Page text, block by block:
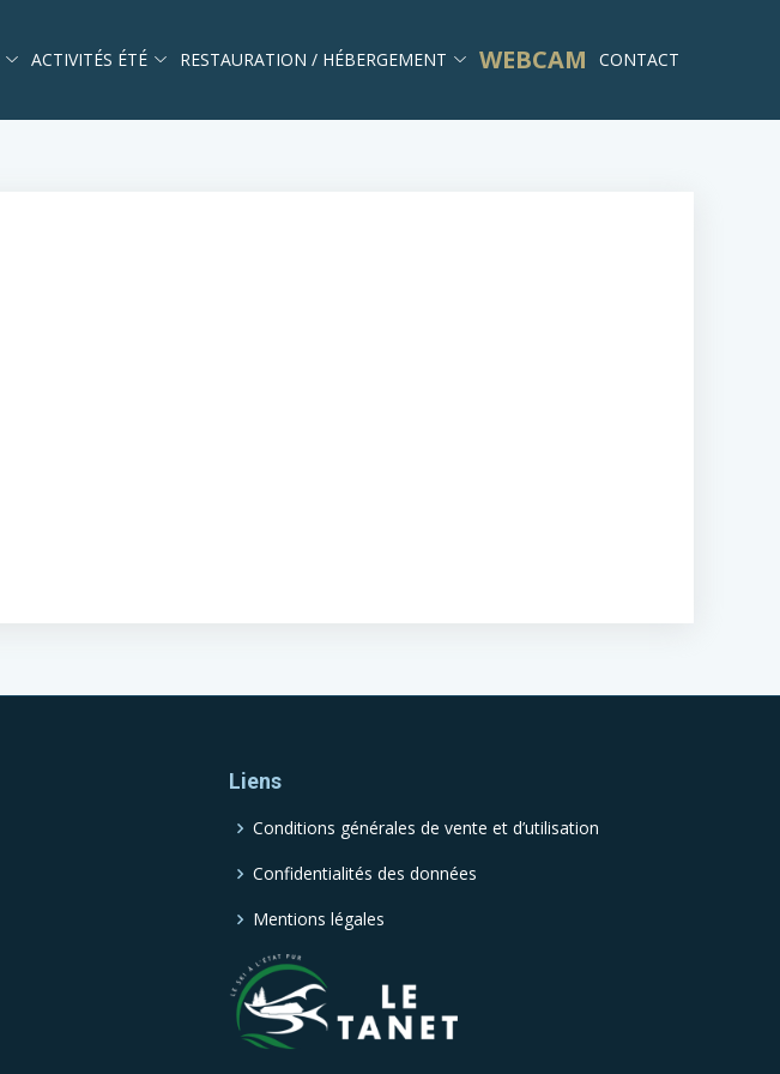
ACTIVITÉS ÉTÉ RESTAURATION / HÉBERGEMENT WEBCAM CONTACT
Liens
Conditions générales de vente et d’utilisation
Confidentialités des données
Mentions légales